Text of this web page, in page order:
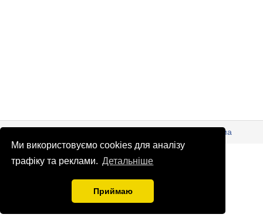
Ми використовуємо cookies для аналізу
трафіку та реклами. Детальніше
Приймаю
© Патріоти України 2026
Реклама
patrioty.org.ua